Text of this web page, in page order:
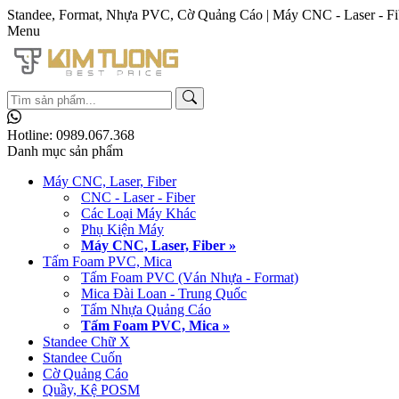
Standee, Format, Nhựa PVC, Cờ Quảng Cáo | Máy CNC - Laser -
Menu
Hotline: 0989.067.368
Danh mục sản phẩm
Máy CNC, Laser, Fiber
CNC - Laser - Fiber
Các Loại Máy Khác
Phụ Kiện Máy
Máy CNC, Laser, Fiber »
Tấm Foam PVC, Mica
Tấm Foam PVC (Ván Nhựa - Format)
Mica Đài Loan - Trung Quốc
Tấm Nhựa Quảng Cáo
Tấm Foam PVC, Mica »
Standee Chữ X
Standee Cuốn
Cờ Quảng Cáo
Quầy, Kệ POSM